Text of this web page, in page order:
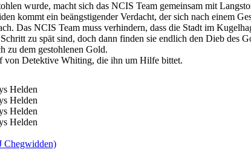
wurde, macht sich das NCIS Team gemeinsam mit
kommt ein beängstigender Verdacht, der sich nach einem
Das NCIS Team muss verhindern, dass die Stadt im
zu spät sind, doch dann finden sie endlich den Dieb
zu dem gestohlenen Gold.
von Detektive Whiting, die ihn um Hilfe bittet.
Chegwidden)